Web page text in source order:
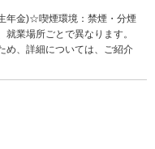
年金)☆喫煙環境：禁煙・分煙
就業場所ごとで異なります。
め、詳細については、ご紹介